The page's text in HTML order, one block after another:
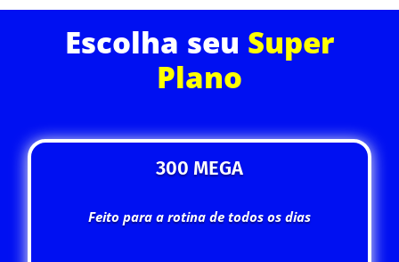
Escolha seu Super
Plano
300 MEGA
Feito para a rotina de todos os dias